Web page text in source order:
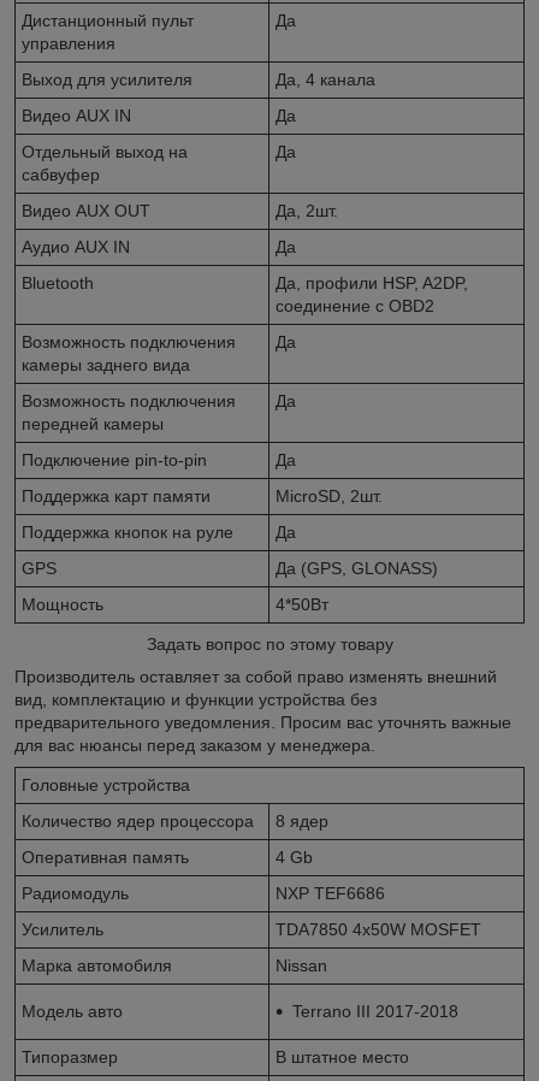
Дистанционный пульт
управления
Да
Выход для усилителя
Да, 4 канала
Видео AUX IN
Да
Отдельный выход на
сабвуфер
Да
Видео AUX OUT
Да, 2шт.
Аудио AUX IN
Да
Bluetooth
Да, профили HSP, A2DP,
соединение с OBD2
Возможность подключения
камеры заднего вида
Да
Возможность подключения
передней камеры
Да
Подключение pin-to-pin
Да
Поддержка карт памяти
MicroSD, 2шт.
Поддержка кнопок на руле
Да
GPS
Да (GPS, GLONASS)
Мощность
4*50Вт
Задать вопрос по этому товару
Производитель оставляет за собой право изменять внешний
вид, комплектацию и функции устройства без
предварительного уведомления. Просим вас уточнять важные
для вас нюансы перед заказом у менеджера.
Головные устройства
Количество ядер процессора
8 ядер
Оперативная память
4 Gb
Радиомодуль
NXP TEF6686
Усилитель
TDA7850 4x50W MOSFET
Марка автомобиля
Nissan
Модель авто Terrano III 2017-2018
Типоразмер
В штатное место